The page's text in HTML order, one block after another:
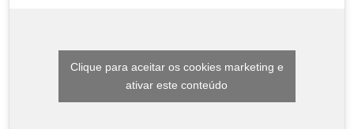
Clique para aceitar os cookies marketing e
ativar este conteúdo